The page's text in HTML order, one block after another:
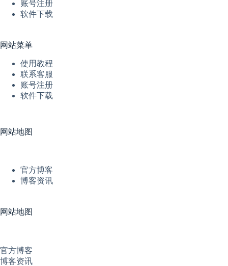
账号注册
软件下载
网站菜单
使用教程
联系客服
账号注册
软件下载
网站地图
官方博客
博客资讯
网站地图
官方博客
博客资讯